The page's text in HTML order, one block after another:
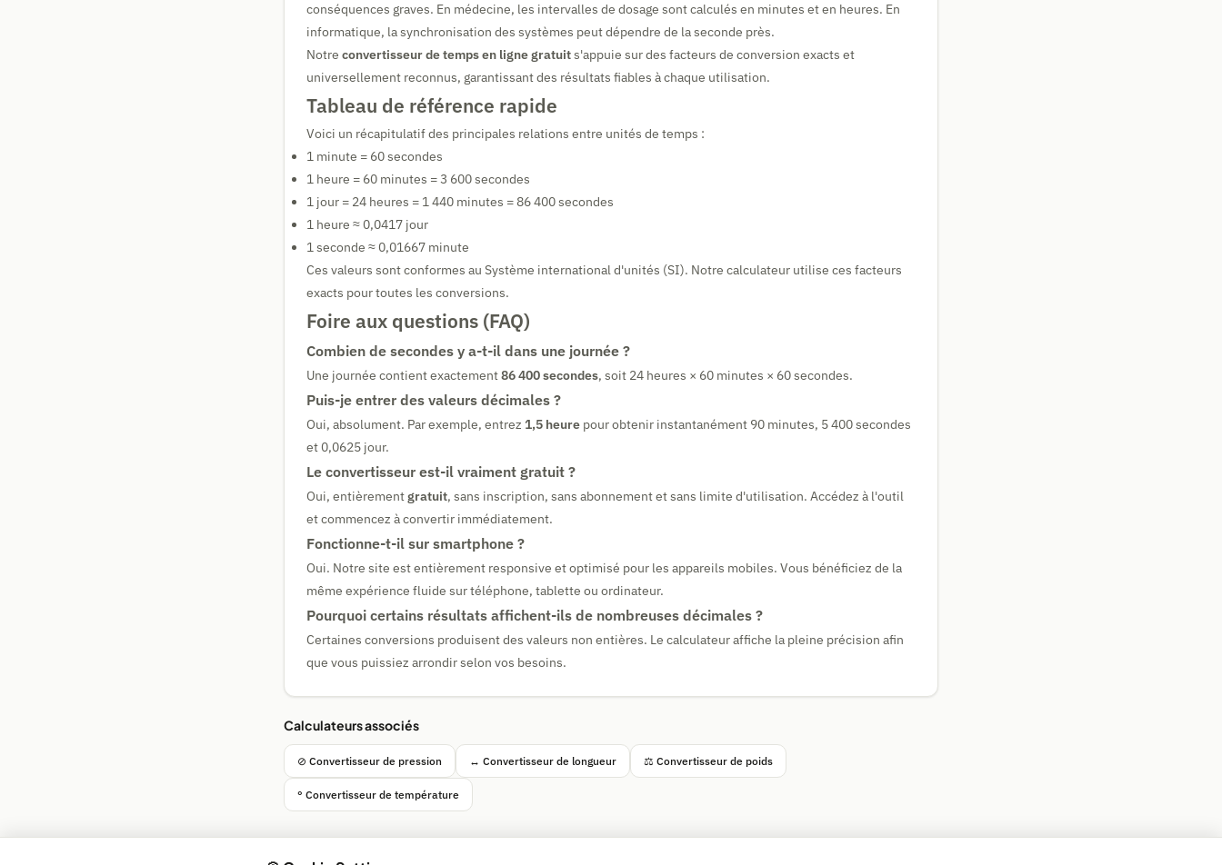
conséquences graves. En médecine, les intervalles de dosage sont calculés en minutes et en heures. En
informatique, la synchronisation des systèmes peut dépendre de la seconde près.
Notre convertisseur de temps en ligne gratuits'appuie sur des facteurs de conversion exacts et
universellement reconnus, garantissant des résultats fiables à chaque utilisation.
Tableau de référence rapide
Voici un récapitulatif des principales relations entre unités de temps :
1 minute = 60 secondes
1 heure = 60 minutes = 3 600 secondes
1 jour = 24 heures = 1 440 minutes = 86 400 secondes
1 heure ≈ 0,0417 jour
1 seconde ≈ 0,01667 minute
Ces valeurs sont conformes au Système international d'unités (SI). Notre calculateur utilise ces facteurs
exacts pour toutes les conversions.
Foire aux questions (FAQ)
Combien de secondes y a-t-il dans une journée ?
Une journée contient exactement86 400 secondes, soit 24 heures × 60 minutes × 60 secondes.
Puis-je entrer des valeurs décimales ?
Oui, absolument. Par exemple, entrez 1,5 heure pour obtenir instantanément 90 minutes, 5 400 secondes
et 0,0625 jour.
Le convertisseur est-il vraiment gratuit ?
Oui, entièrementgratuit, sans inscription, sans abonnement et sans limite d'utilisation. Accédez à l'outil
et commencez à convertir immédiatement.
Fonctionne-t-il sur smartphone ?
Oui. Notre site est entièrement responsive et optimisé pour les appareils mobiles. Vous bénéficiez de la
même expérience fluide sur téléphone, tablette ou ordinateur.
Pourquoi certains résultats affichent-ils de nombreuses décimales ?
Certaines conversions produisent des valeurs non entières. Le calculateur affiche la pleine précision afin
que vous puissiez arrondir selon vos besoins.
Calculateurs associés
⊘ Convertisseur de pression ↔ Convertisseur de longueur ⚖ Convertisseur de poids
° Convertisseur de température